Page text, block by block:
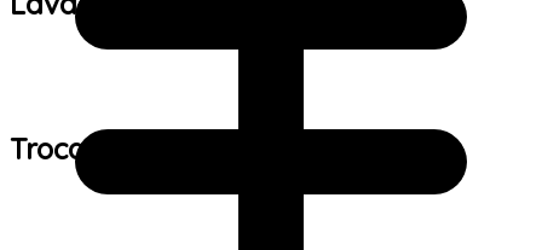
Trocas e devoluções: